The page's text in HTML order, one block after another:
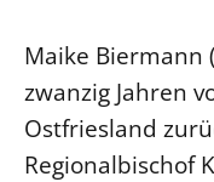
Maike Biermann
zwanzig Jahren
Ostfriesland
Regionalbischof
27.
Kontakt
Hintergrund